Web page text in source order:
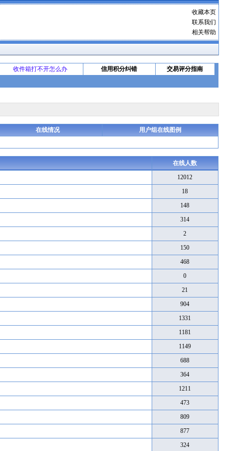
收藏本页
联系我们
相关帮助
收件箱打不开怎么办 信用积分纠错 交易评分指南
在线情况 用户组在线图例
在线人数
12012
18
148
314
2
150
468
0
21
904
1331
1181
1149
688
364
1211
473
809
877
324